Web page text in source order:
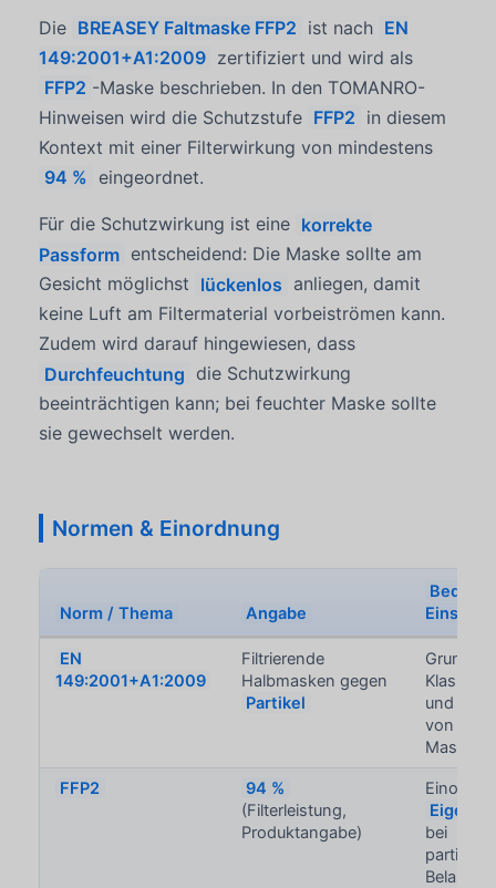
Die BREASEY Faltmaske FFP2 ist nach EN
149:2001+A1:2009 zertifiziert und wird als
FFP2 -Maske beschrieben. In den TOMANRO-
Hinweisen wird die Schutzstufe FFP2 in diesem
Kontext mit einer Filterwirkung von mindestens
94 % eingeordnet.
Für die Schutzwirkung ist eine korrekte
Passform entscheidend: Die Maske sollte am
Gesicht möglichst lückenlos anliegen, damit
keine Luft am Filtermaterial vorbeiströmen kann.
Zudem wird darauf hingewiesen, dass
Durchfeuchtung die Schutzwirkung
beeinträchtigen kann; bei feuchter Maske sollte
sie gewechselt werden.
Normen & Einordnung
Norm / Thema Angabe
Einsatz
EN
149:2001+A1:2009
Filtrierende
Halbmasken gegen
Partikel
und
von
Masken
FFP2
94 %
(Filterleistung,
Produktangabe)
bei